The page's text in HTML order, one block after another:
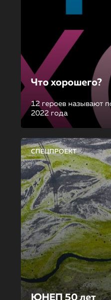
Что хорошего?
12 героев называют
2022 года
СПЕЦПРОЕКТ
ЮНЕП 50 лет